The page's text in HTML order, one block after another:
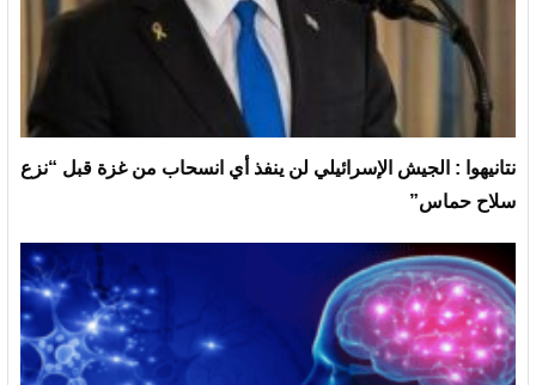
نتانيهوا : الجيش الإسرائيلي لن ينفذ أي انسحاب من غزة قبل “نزع
سلاح حماس”